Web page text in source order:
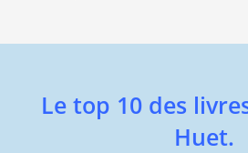
Le top 10 des
Huet.